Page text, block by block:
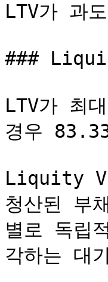
LTV가 과
###
LTV가 최
경우
Liquity
청산된 부
별로 독립
각하는 대